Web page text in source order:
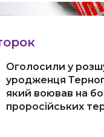
Оголосили у
уродженця
який воював на
проросійських